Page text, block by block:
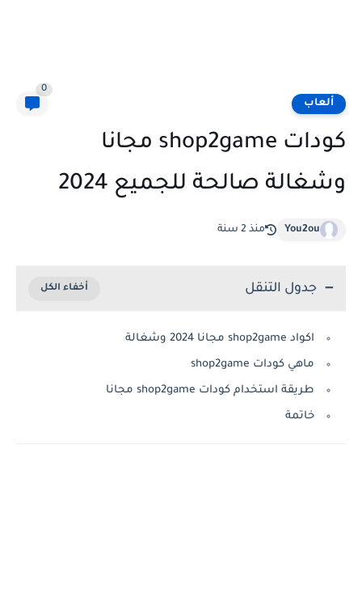
ألعاب
0
كودات shop2game مجانا
وشغالة صالحة للجميع 2024
You2ou منذ 2 سنة
جدول التنقل
اكواد shop2game مجانا 2024 وشغالة
ماهي كودات shop2game
طريقة استخدام كودات shop2game مجانا
خاتمة